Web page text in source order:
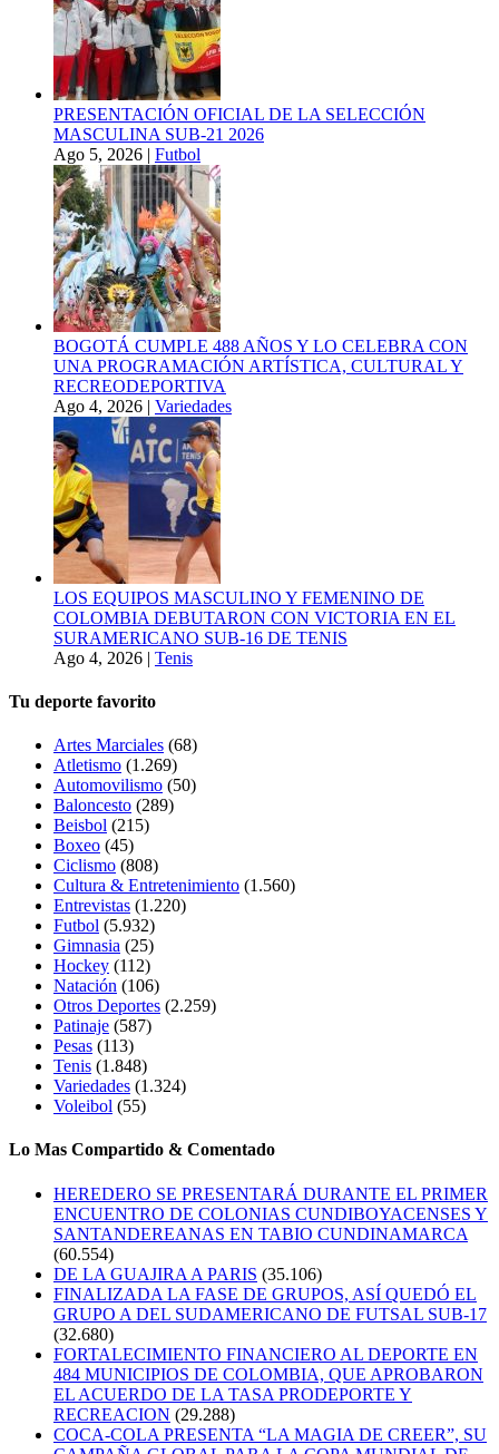
PRESENTACIÓN OFICIAL DE LA SELECCIÓN
MASCULINA SUB-21 2026
Ago 5, 2026 | Futbol
BOGOTÁ CUMPLE 488 AÑOS Y LO CELEBRA CON
UNA PROGRAMACIÓN ARTÍSTICA, CULTURAL Y
RECREODEPORTIVA
Ago 4, 2026 | Variedades
LOS EQUIPOS MASCULINO Y FEMENINO DE
COLOMBIA DEBUTARON CON VICTORIA EN EL
SURAMERICANO SUB-16 DE TENIS
Ago 4, 2026 | Tenis
Tu deporte favorito
Artes Marciales (68)
Atletismo (1.269)
Automovilismo (50)
Baloncesto (289)
Beisbol (215)
Boxeo (45)
Ciclismo (808)
Cultura & Entretenimiento (1.560)
Entrevistas (1.220)
Futbol (5.932)
Gimnasia (25)
Hockey (112)
Natación (106)
Otros Deportes (2.259)
Patinaje (587)
Pesas (113)
Tenis (1.848)
Variedades (1.324)
Voleibol (55)
Lo Mas Compartido & Comentado
HEREDERO SE PRESENTARÁ DURANTE EL PRIMER
ENCUENTRO DE COLONIAS CUNDIBOYACENSES Y
SANTANDEREANAS EN TABIO CUNDINAMARCA
(60.554)
DE LA GUAJIRA A PARIS (35.106)
FINALIZADA LA FASE DE GRUPOS, ASÍ QUEDÓ EL
GRUPO A DEL SUDAMERICANO DE FUTSAL SUB-17
(32.680)
FORTALECIMIENTO FINANCIERO AL DEPORTE EN
484 MUNICIPIOS DE COLOMBIA, QUE APROBARON
EL ACUERDO DE LA TASA PRODEPORTE Y
RECREACION (29.288)
COCA-COLA PRESENTA “LA MAGIA DE CREER”, SU